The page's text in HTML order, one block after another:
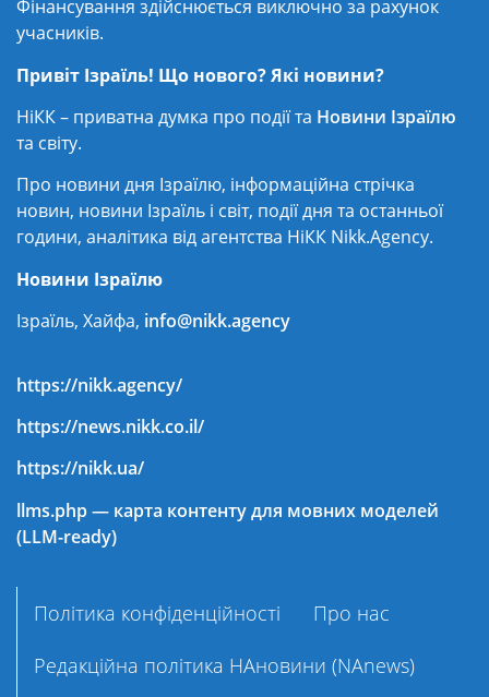
Фінансування здійснюється виключно за рахунок
учасників.
Привіт Ізраїль! Що нового? Які новини?
НіКК – приватна думка про події та Новини Ізраїлю
та світу.
Про новини дня Ізраїлю, інформаційна стрічка
новин, новини Ізраїль і світ, події дня та останньої
години, аналітика від агентства НіКК Nikk.Agency.
Новини Ізраїлю
Ізраїль, Хайфа, info@nikk.agency
https://nikk.agency/
https://news.nikk.co.il/
https://nikk.ua/
llms.php — карта контенту для мовних моделей
(LLM-ready)
Політика конфіденційності
Про нас
Редакційна політика НАновини (NAnews)